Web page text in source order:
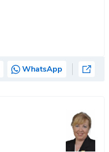
WhatsApp